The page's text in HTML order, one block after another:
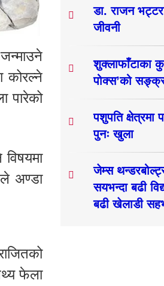
कोरल्ने
पारेको
अण्डा
फेला
डा. राजन
जीवनी
शुक्लाफाँटाका
पोक्स’को
पशुपति क्षेत्रमा
पुनः खुला
जेम्स
सयभन्दा बढी
बढी खेलाडी